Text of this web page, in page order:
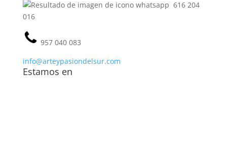
616 204
016
957 040 083
info@arteypasiondelsur.com
Estamos en